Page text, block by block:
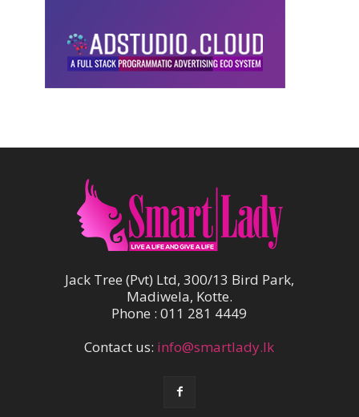
Jack Tree (Pvt) Ltd, 300/13 Bird Park,
Madiwela, Kotte.
Phone : 011 281 4449
Contact us: info@smartlady.lk